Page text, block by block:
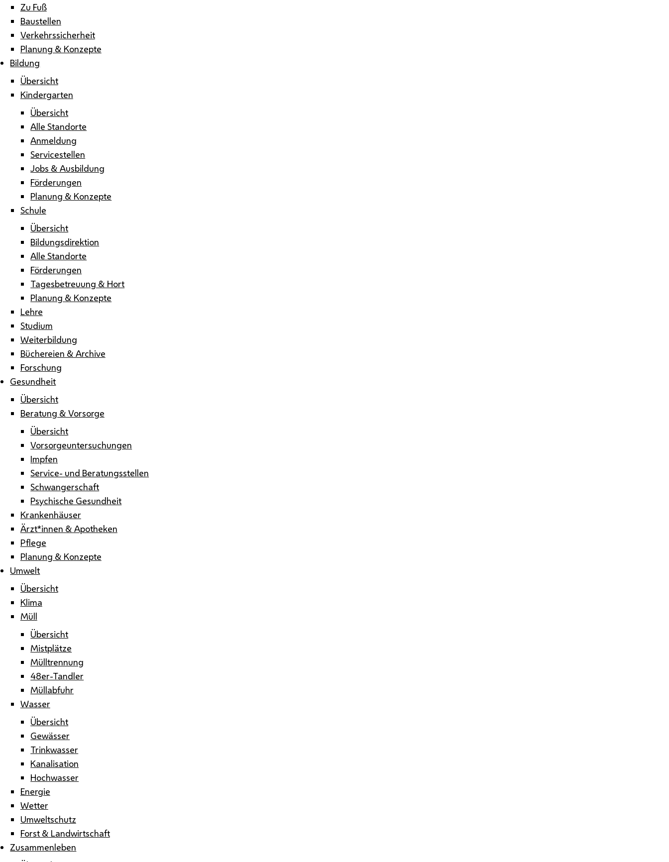
Zu Fuß
Baustellen
Verkehrssicherheit
Planung & Konzepte
Bildung
Übersicht
Kindergarten
Übersicht
Alle Standorte
Anmeldung
Servicestellen
Jobs & Ausbildung
Förderungen
Planung & Konzepte
Schule
Übersicht
Bildungsdirektion
Alle Standorte
Förderungen
Tagesbetreuung & Hort
Planung & Konzepte
Lehre
Studium
Weiterbildung
Büchereien & Archive
Forschung
Gesundheit
Übersicht
Beratung & Vorsorge
Übersicht
Vorsorgeuntersuchungen
Impfen
Service- und Beratungsstellen
Schwangerschaft
Psychische Gesundheit
Krankenhäuser
Ärzt*innen & Apotheken
Pflege
Planung & Konzepte
Umwelt
Übersicht
Klima
Müll
Übersicht
Mistplätze
Mülltrennung
48er-Tandler
Müllabfuhr
Wasser
Übersicht
Gewässer
Trinkwasser
Kanalisation
Hochwasser
Energie
Wetter
Umweltschutz
Forst & Landwirtschaft
Zusammenleben